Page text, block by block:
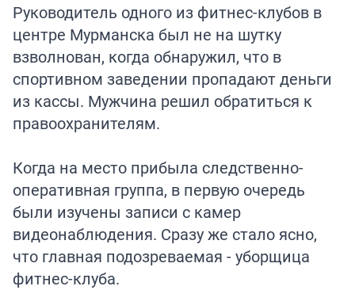
Руководитель одного из фитнес-клубов в
центре Мурманска был не на шутку
взволнован, когда обнаружил, что в
спортивном заведении пропадают деньги
из кассы. Мужчина решил обратиться к
правоохранителям.
Когда на место прибыла следственно-
оперативная группа, в первую очередь
были изучены записи с камер
видеонаблюдения. Сразу же стало ясно,
что главная подозреваемая - уборщица
фитнес-клуба.